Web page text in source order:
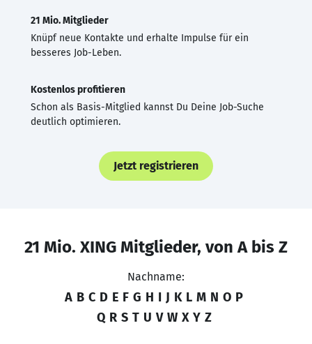
21 Mio. Mitglieder
Knüpf neue Kontakte und erhalte Impulse für ein
besseres Job-Leben.
Kostenlos profitieren
Schon als Basis-Mitglied kannst Du Deine Job-Suche
deutlich optimieren.
Jetzt registrieren
21 Mio. XING Mitglieder, von A bis Z
Nachname:
A B C D E F G H I J K L M N O P
Q R S T U V W X Y Z